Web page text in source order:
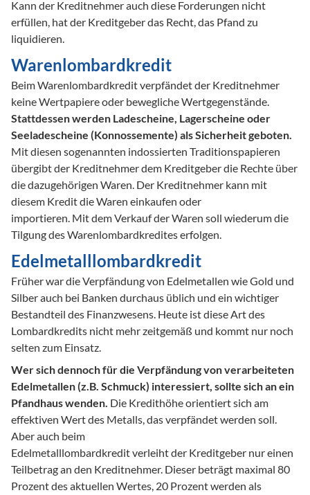
Kann der Kreditnehmer auch diese Forderungen nicht
erfüllen, hat der Kreditgeber das Recht, das Pfand zu
liquidieren.
Warenlombardkredit
Beim Warenlombardkredit verpfändet der Kreditnehmer
Stattdessen werden Ladescheine, Lagerscheine oder
Seeladescheine (Konnossemente) als Sicherheit geboten.
Mit diesen sogenannten indossierten Traditionspapieren
übergibt der Kreditnehmer dem Kreditgeber die Rechte über
die dazugehörigen Waren. Der Kreditnehmer kann mit
diesem Kredit die Waren einkaufen oder
importieren. Mit dem Verkauf der Waren soll wiederum die
Tilgung des Warenlombardkredites erfolgen.
Edelmetalllombardkredit
Früher war die Verpfändung von Edelmetallen wie Gold und
Silber auch bei Banken durchaus üblich und ein wichtiger
Bestandteil des Finanzwesens. Heute ist diese Art des
Lombardkredits nicht mehr zeitgemäß und kommt nur noch
selten zum Einsatz.
Wer sich dennoch für die Verpfändung von verarbeiteten
Edelmetallen (z.B. Schmuck) interessiert, sollte sich an ein
Pfandhaus wenden. Die Kredithöhe orientiert sich am
effektiven Wert des Metalls, das verpfändet werden soll.
Aber auch beim
Edelmetalllombardkredit verleiht der Kreditgeber nur einen
Teilbetrag an den Kreditnehmer. Dieser beträgt maximal 80
Prozent des aktuellen Wertes, 20 Prozent werden als